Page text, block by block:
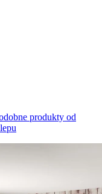
produkty od